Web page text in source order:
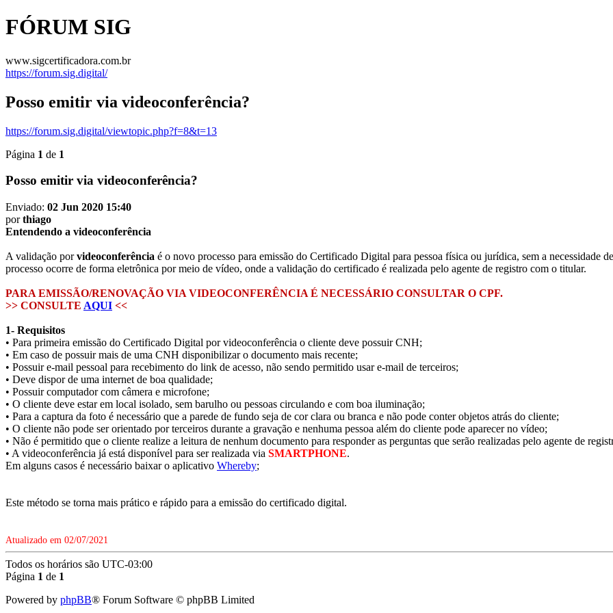
FÓRUM SIG
www.sigcertificadora.com.br
https://forum.sig.digital/
Posso emitir via videoconferência?
https://forum.sig.digital/viewtopic.php?f=8&t=13
Página 1 de 1
Posso emitir via videoconferência?
Enviado: 02 Jun 2020 15:40
porthiago
Entendendo a videoconferência
A validação porvideoconferência é o novo processo para emissão do Certificado Digital para pessoa física ou jurídica, sem a necessidade
processo ocorre de forma eletrônica por meio de vídeo, onde a validação do certificado é realizada pelo agente de registro com o titular.
PARA EMISSÃO/RENOVAÇÃO VIA VIDEOCONFERÊNCIA É NECESSÁRIO CONSULTAR O CPF.
>> CONSULTE AQUI <<
1- Requisitos
• Para primeira emissão do Certificado Digital por videoconferência o cliente deve possuir CNH;
• Em caso de possuir mais de uma CNH disponibilizar o documento mais recente;
• Possuir e-mail pessoal para recebimento do link de acesso, não sendo permitido usar e-mail de terceiros;
• Deve dispor de uma internet de boa qualidade;
• Possuir computador com câmera e microfone;
• O cliente deve estar em local isolado, sem barulho ou pessoas circulando e com boa iluminação;
• Para a captura da foto é necessário que a parede de fundo seja de cor clara ou branca e não pode conter objetos atrás do cliente;
• O cliente não pode ser orientado por terceiros durante a gravação e nenhuma pessoa além do cliente pode aparecer no vídeo;
• Não é permitido que o cliente realize a leitura de nenhum documento para responder as perguntas que serão realizadas pelo agente de
• A videoconferência já está disponível para ser realizada via SMARTPHONE.
Em alguns casos é necessário baixar o aplicativo Whereby;
Este método se torna mais prático e rápido para a emissão do certificado digital.
Atualizado em 02/07/2021
Todos os horários são UTC-03:00
Página 1 de 1
Powered by phpBB® Forum Software © phpBB Limited